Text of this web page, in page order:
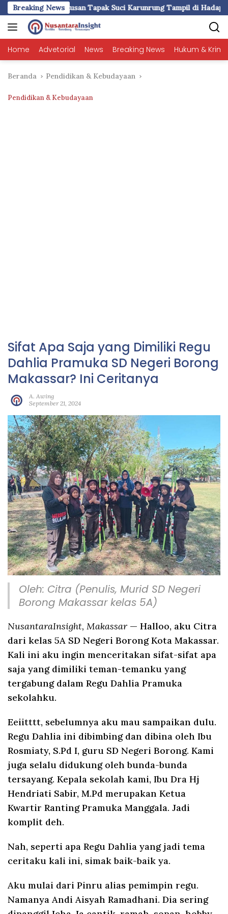
Langsung
ke
konten
Breaking News
Suci Karunrung Tampil di Hadapan Gubernur Sulawesi
Home Advetorial News Breaking News Hukum &
Beranda Pendidikan & Kebudayaan
Pendidikan & Kebudayaan
Sifat Apa Saja yang Dimiliki Regu
Dahlia Pramuka SD Negeri Borong
Makassar? Ini Ceritanya
A. Awing
September 21, 2024
Oleh: Citra (Penulis, Murid SD Negeri
Borong Makassar kelas 5A)
NusantaraInsight, Makassar — Halloo, aku Citra
dari kelas 5A SD Negeri Borong Kota Makassar.
Kali ini aku ingin menceritakan sifat-sifat apa
saja yang dimiliki teman-temanku yang
tergabung dalam Regu Dahlia Pramuka
sekolahku.
Eeiitttt, sebelumnya aku mau sampaikan dulu.
Regu Dahlia ini dibimbing dan dibina oleh Ibu
Rosmiaty, S.Pd I, guru SD Negeri Borong. Kami
juga selalu didukung oleh bunda-bunda
tersayang. Kepala sekolah kami, Ibu Dra Hj
Hendriati Sabir, M.Pd merupakan Ketua
Kwartir Ranting Pramuka Manggala. Jadi
komplit deh.
Nah, seperti apa Regu Dahlia yang jadi tema
ceritaku kali ini, simak baik-baik ya.
Aku mulai dari Pinru alias pemimpin regu.
Namanya Andi Aisyah Ramadhani. Dia sering